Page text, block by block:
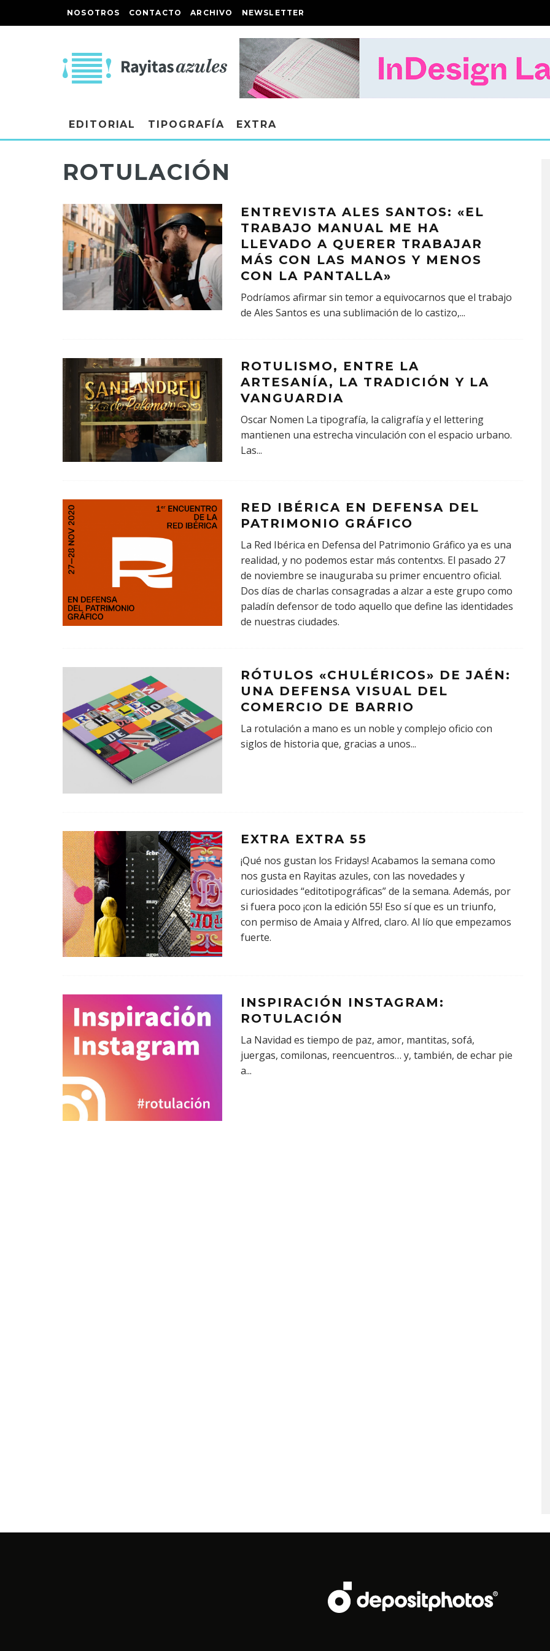
NOSOTROS CONTACTO ARCHIVO NEWSLETTER
EDITORIAL TIPOGRAFÍA EXTRA
ROTULACIÓN
ENTREVISTA ALES SANTOS: «EL
TRABAJO MANUAL ME HA
LLEVADO A QUERER TRABAJAR
MÁS CON LAS MANOS Y MENOS
CON LA PANTALLA»
Podríamos afirmar sin temor a equivocarnos que el trabajo
de Ales Santos es una sublimación de lo castizo,...
ROTULISMO, ENTRE LA
ARTESANÍA, LA TRADICIÓN Y LA
VANGUARDIA
Oscar Nomen La tipografía, la caligrafía y el lettering
mantienen una estrecha vinculación con el espacio urbano.
Las...
RED IBÉRICA EN DEFENSA DEL
PATRIMONIO GRÁFICO
La Red Ibérica en Defensa del Patrimonio Gráfico ya es una
realidad, y no podemos estar más contentxs. El pasado 27
de noviembre se inauguraba su primer encuentro oficial.
Dos días de charlas consagradas a alzar a este grupo como
paladín defensor de todo aquello que define las identidades
de nuestras ciudades.
RÓTULOS «CHULÉRICOS» DE JAÉN:
UNA DEFENSA VISUAL DEL
COMERCIO DE BARRIO
La rotulación a mano es un noble y complejo oficio con
siglos de historia que, gracias a unos...
EXTRA EXTRA 55
¡Qué nos gustan los Fridays! Acabamos la semana como
nos gusta en Rayitas azules, con las novedades y
curiosidades “editotipográficas” de la semana. Además, por
si fuera poco ¡con la edición 55! Eso sí que es un triunfo,
con permiso de Amaia y Alfred, claro. Al lío que empezamos
fuerte.
INSPIRACIÓN INSTAGRAM:
ROTULACIÓN
La Navidad es tiempo de paz, amor, mantitas, sofá,
juergas, comilonas, reencuentros… y, también, de echar pie
a...